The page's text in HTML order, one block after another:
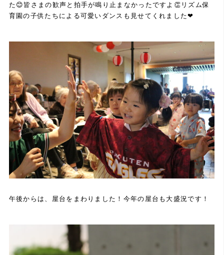
た😊皆さまの歓声と拍手が鳴り止まなかったですよ👏リズム保
育園の子供たちによる可愛いダンスも見せてくれました❤︎
午後からは、屋台をまわりました！今年の屋台も大盛況です！